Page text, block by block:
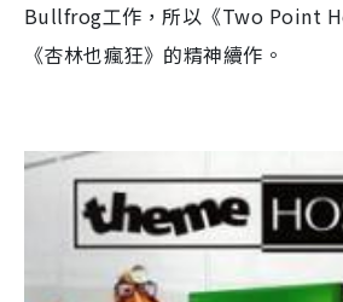
Bullfrog工作，所以《Two Point
《杏林也瘋狂》的精神續作。